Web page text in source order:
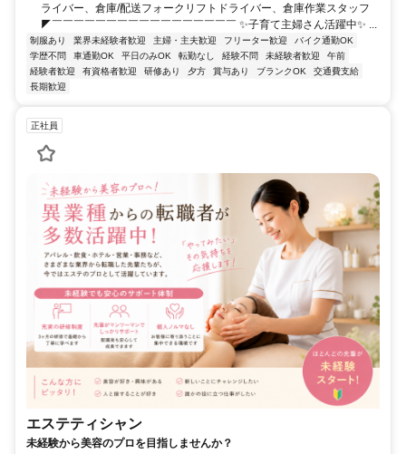
ライバー、倉庫/配送フォークリフトドライバー、倉庫作業スタッフ
◤￣￣￣￣￣￣￣￣￣￣￣￣￣￣￣￣￣ ✨子育て主婦さん活躍中✨ ...
制服あり 業界未経験者歓迎 主婦・主夫歓迎 フリーター歓迎
バイク通勤OK
学歴不問
車通勤OK 平日のみOK 転勤なし 経験不問 未経験者歓迎
午前
経験者歓迎
有資格者歓迎 研修あり 夕方 賞与あり ブランクOK
交通費支給
長期歓迎
正社員
エステティシャン
未経験から美容のプロを目指しませんか？